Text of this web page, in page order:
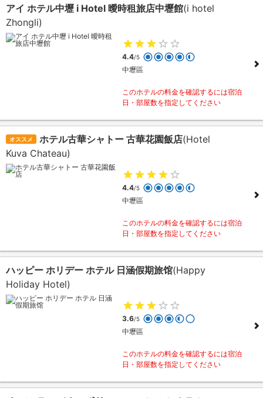
アイ ホテル中壢 i Hotel 曖時租旅店中壢館(i hotel
Zhongli)
4.4/5
中壢區
このホテルの料金を確認するには宿泊
日・部屋数を指定してください
オススメ ホテル古華シャトー 古華花園飯店(Hotel
Kuva Chateau)
4.4/5
中壢區
このホテルの料金を確認するには宿泊
日・部屋数を指定してください
ハッピー ホリデー ホテル 日涵假期旅馆(Happy
Holiday Hotel)
3.6/5
中壢區
このホテルの料金を確認するには宿泊
日・部屋数を指定してください